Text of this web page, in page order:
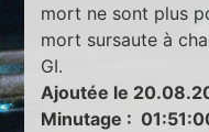
mort ne sont plus
mort sursaute à
GI.
Ajoutée le
Minutage :